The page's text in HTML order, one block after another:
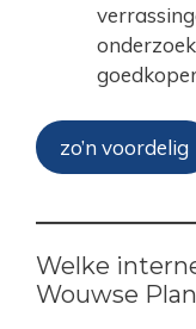
zo’n voordelig
Welke
Wouwse